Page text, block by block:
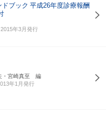
ブック 平成26年度診療報酬
2015年3月発行
・宮崎真至 編
年1月発行